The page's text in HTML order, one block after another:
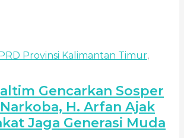
Provinsi Kalimantan Timur,
Gencarkan Sosper
H. Arfan Ajak
Jaga Generasi Muda